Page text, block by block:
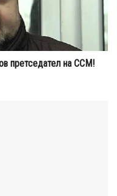
претседател на ССМ!